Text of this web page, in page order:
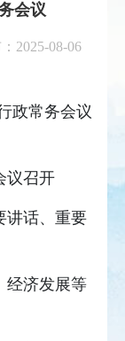
会议
2025-08-06
政常务会议
议召开
讲话、重要
经济发展等